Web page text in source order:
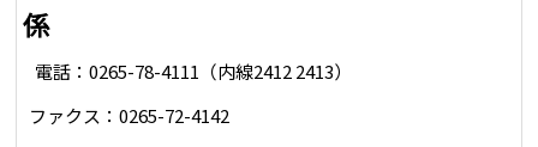
係
電話：0265-78-4111（内線2412 2413）
ファクス：0265-72-4142